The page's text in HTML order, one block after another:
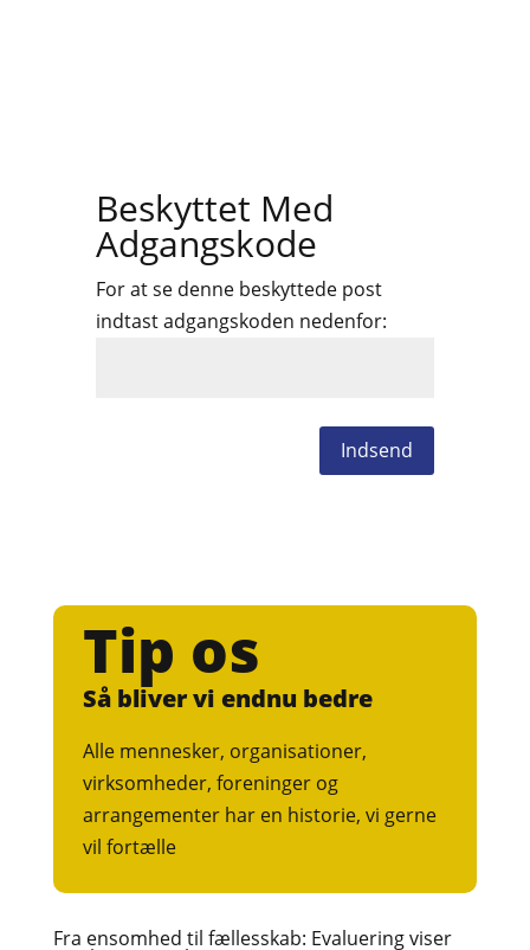
Beskyttet Med
Adgangskode
For at se denne beskyttede post
indtast adgangskoden nedenfor:
Indsend
Tip os
Så bliver vi endnu bedre
Alle mennesker, organisationer,
virksomheder, foreninger og
arrangementer har en historie, vi gerne
vil fortælle
Fra ensomhed til fællesskab: Evaluering viser